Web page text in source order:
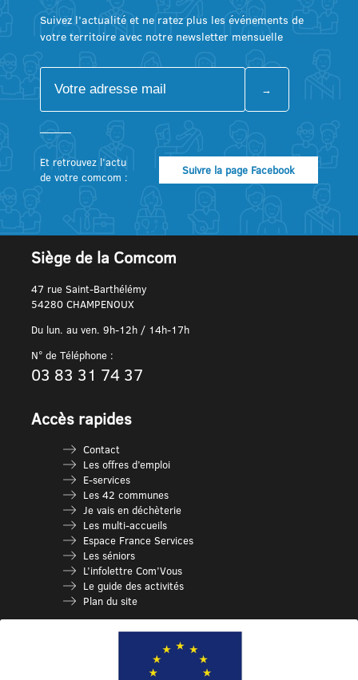
Suivez l’actualité et ne ratez plus les événements de
votre territoire avec notre newsletter mensuelle
Et retrouvez l’actu
de votre comcom :
Suivre la page Facebook
Siège de la Comcom
47 rue Saint-Barthélémy
54280 CHAMPENOUX
Du lun. au ven. 9h-12h / 14h-17h
N° de Téléphone :
03 83 31 74 37
Accès rapides
Contact
Les offres d’emploi
E-services
Les 42 communes
Je vais en déchèterie
Les multi-accueils
Espace France Services
Les séniors
L’infolettre Com’Vous
Le guide des activités
Plan du site